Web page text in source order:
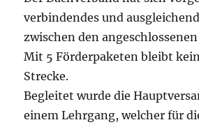
verbindendes und
zwischen den
Mit 5 Förderpaketen bleibt
Strecke.
Begleitet wurde die
einem Lehrgang, welcher für